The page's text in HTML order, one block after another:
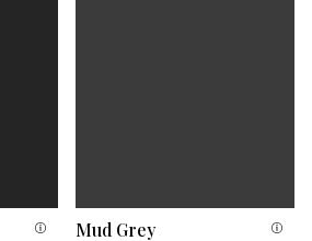
Mud Grey